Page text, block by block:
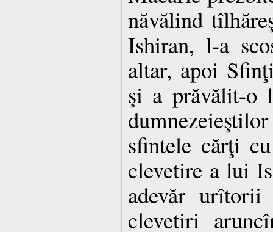
năvălind
Ishiran, l-a
altar, apoi
şi a prăvălit-o
sfintele cărţi
clevetire a lui
adevăr
clevetiri